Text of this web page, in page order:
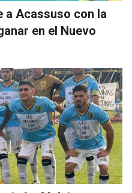
a Acassuso con la
en el Nuevo